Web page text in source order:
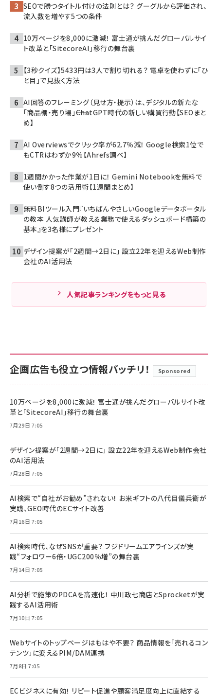
SEOで勝つタイトル付けの法則とは？ グーグルから評価され、
流入数を増やす5つの条件
10万ページを8,000に激減！ 富士通が挑んだグローバルサイ
ト改革と「SitecoreAI」移行の舞台裏
【3秒クイズ】5433円は3人で割り切れる？ 電卓を使わずに「ひ
と目」で見抜く方法
AI回答のフレーミング（見せ方・提示）は、デジタルの新たな
「商品棚・売り場」――ChatGPT時代の新しい購買行動【SEOまと
め】
AI Overviewsでクリック率が62.7％減！ Google検索1位で
もCTRはわずか9％【Ahrefs調べ】
1週間かかった作業が1日に！ Gemini Notebookを無料で
使い倒す8つの活用術【1週間まとめ】
無料BIツール入門『いちばんやさしいGoogleデータポータル
の教本 人気講師が教える業務で使えるダッシュボード構築の
基本』を3名様にプレゼント
デザイン提案が「2週間→2日に」 設立22年を迎えるWeb制作
会社のAI活用法
人気記事ランキングをもっと見る
企画広告も役立つ情報バッチリ！ Sponsored
10万ページを8,000に激減！ 富士通が挑んだグローバルサイト改
革と「SitecoreAI」移行の舞台裏
7月29日 7:05
デザイン提案が「2週間→2日に」 設立22年を迎えるWeb制作会社
のAI活用法
7月28日 7:05
AI検索で“自社がお勧め”されない！ お米ギフトの八代目儀兵衛が
実践、GEO時代のECサイト改善
7月16日 7:05
AI検索時代、なぜSNSが重要？ フジドリームエアラインズが実
践“フォロワー6倍・UGC200％増”の舞台裏
7月14日 7:05
AI分析で施策のPDCAを高速化！ 中川政七商店とSprocketが実
践するAI活用術
7月10日 7:05
Webサイトのトップページはもはや不要？ 商品情報を「売れるコン
テンツ」に変えるPIM/DAM連携
7月8日 7:05
ECビジネスに有効！ リピート促進や顧客満足度向上に直結する